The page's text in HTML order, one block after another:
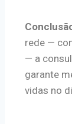
rede —
— a
garante
vidas no